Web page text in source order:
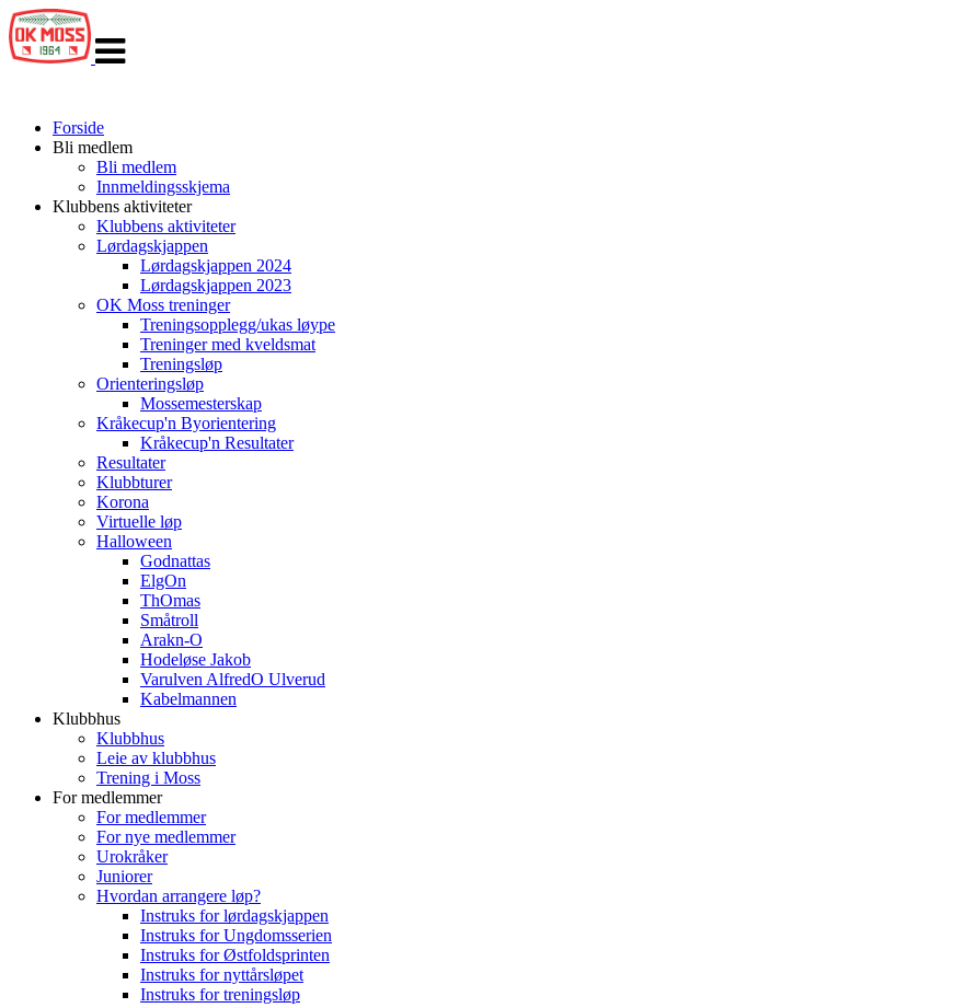
navigasjon
Forside
Bli medlem
Bli medlem
Innmeldingsskjema
Klubbens aktiviteter
Klubbens aktiviteter
Lørdagskjappen
Lørdagskjappen 2024
Lørdagskjappen 2023
OK Moss treninger
Treningsopplegg/ukas løype
Treninger med kveldsmat
Treningsløp
Orienteringsløp
Mossemesterskap
Kråkecup'n Byorientering
Kråkecup'n Resultater
Resultater
Klubbturer
Korona
Virtuelle løp
Halloween
Godnattas
ElgOn
ThOmas
Småtroll
Arakn-O
Hodeløse Jakob
Varulven AlfredO Ulverud
Kabelmannen
Klubbhus
Klubbhus
Leie av klubbhus
Trening i Moss
For medlemmer
For medlemmer
For nye medlemmer
Urokråker
Juniorer
Hvordan arrangere løp?
Instruks for lørdagskjappen
Instruks for Ungdomsserien
Instruks for Østfoldsprinten
Instruks for nyttårsløpet
Instruks for treningsløp